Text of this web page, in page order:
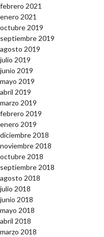
febrero 2021
enero 2021
octubre 2019
septiembre 2019
agosto 2019
julio 2019
junio 2019
mayo 2019
abril 2019
marzo 2019
febrero 2019
enero 2019
diciembre 2018
noviembre 2018
octubre 2018
septiembre 2018
agosto 2018
julio 2018
junio 2018
mayo 2018
abril 2018
marzo 2018